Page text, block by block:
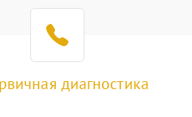
диагностика